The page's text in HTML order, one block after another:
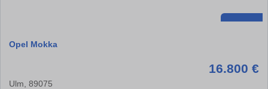
Opel Mokka
16.800 €
Ulm, 89075